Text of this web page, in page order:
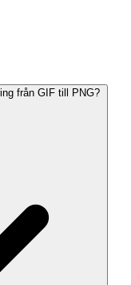
från GIF till PNG?